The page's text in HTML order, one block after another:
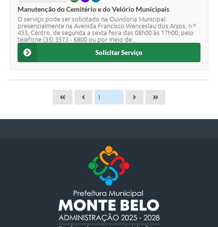
Manutenção do Cemitério e do Velório Municipais
O serviço pode ser solicitado na Ouvidoria Municipal
presencialmente na Avenida Francisco Wenceslau dos Anjos, n.º
453, Centro, de segunda a sexta feira das 08h00 às 17h00, pelo
telefone (35) 3573 - 6800 ou por meio de...
Solicitar Serviço